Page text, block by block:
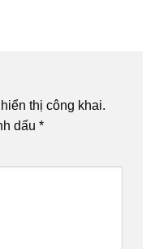
thị công khai.
dấu *